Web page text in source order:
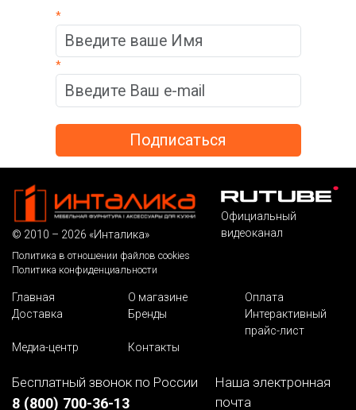
*
*
© 2010 – 2026 «Инталика»
Политика в отношении файлов cookies
Политика конфиденциальности
Официальный
видеоканал
Главная О магазине
Оплата
Доставка
Бренды
Интерактивный
прайс-лист
Медиа-центр
Контакты
Бесплатный звонок по России
8 (800) 700-36-13
Наша электронная
почта